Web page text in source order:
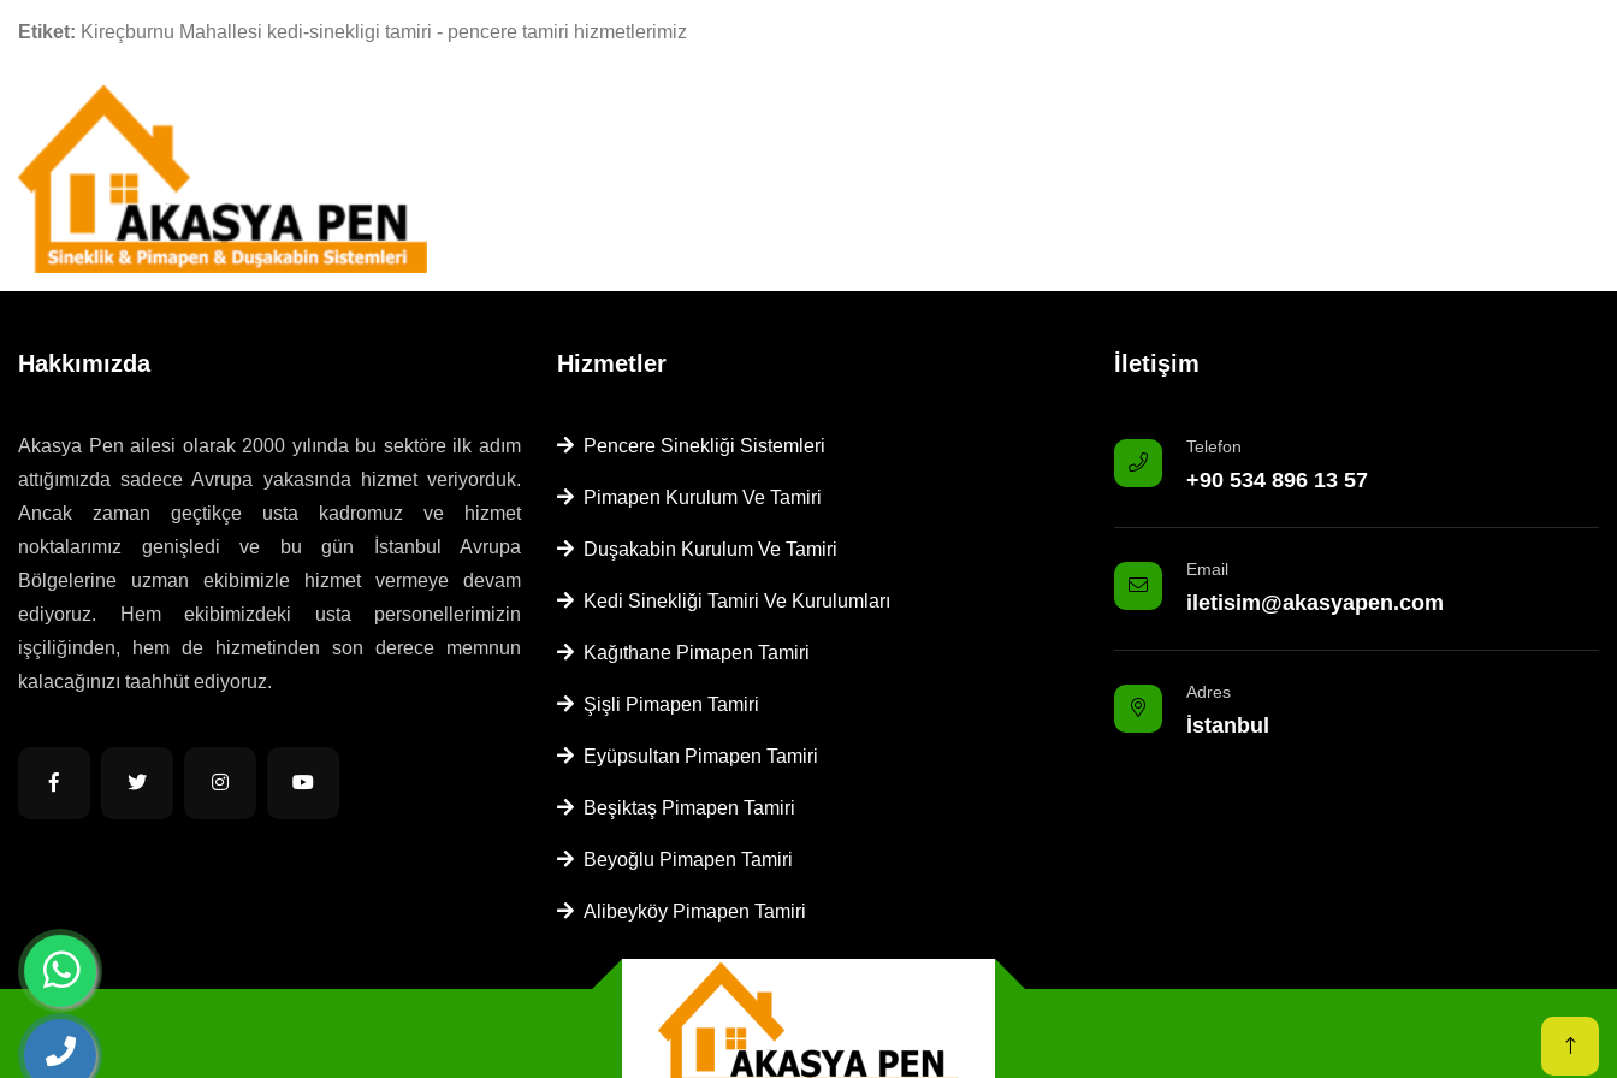
Etiket: Kireçburnu Mahallesi kedi-sinekligi tamiri - pencere tamiri hizmetlerimiz
Hakkımızda
Akasya Pen ailesi olarak 2000 yılında bu sektöre ilk adım
attığımızda sadece Avrupa yakasında hizmet veriyorduk.
Ancak zaman geçtikçe usta kadromuz ve hizmet
noktalarımız genişledi ve bu gün İstanbul Avrupa
Bölgelerine uzman ekibimizle hizmet vermeye devam
ediyoruz. Hem ekibimizdeki usta personellerimizin
işçiliğinden, hem de hizmetinden son derece memnun
kalacağınızı taahhüt ediyoruz.
Hizmetler
Pencere Sinekliği Sistemleri
Pimapen Kurulum Ve Tamiri
Duşakabin Kurulum Ve Tamiri
Kedi Sinekliği Tamiri Ve Kurulumları
Kağıthane Pimapen Tamiri
Şişli Pimapen Tamiri
Eyüpsultan Pimapen Tamiri
Beşiktaş Pimapen Tamiri
Beyoğlu Pimapen Tamiri
Alibeyköy Pimapen Tamiri
İletişim
Telefon
+90 534 896 13 57
Email
iletisim@akasyapen.com
Adres
İstanbul